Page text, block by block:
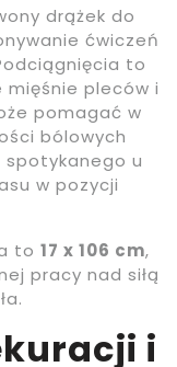
drążek do
ćwiczeń
to
mięśnie pleców i
pomagać w
bólowych
spotykanego u
w pozycji
to 17 x 106 cm,
pracy nad siłą
i